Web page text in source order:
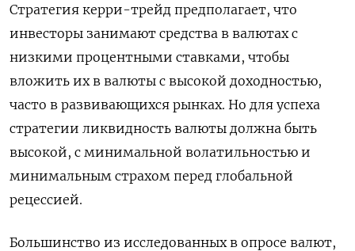
Стратегия керри-трейд предполагает, что
инвесторы занимают средства в валютах с
низкими процентными ставками, чтобы
вложить их в валюты с высокой доходностью,
часто в развивающихся рынках. Но для успеха
стратегии ликвидность валюты должна быть
высокой, с минимальной волатильностью и
минимальным страхом перед глобальной
рецессией.
Большинство из исследованных в опросе валют,